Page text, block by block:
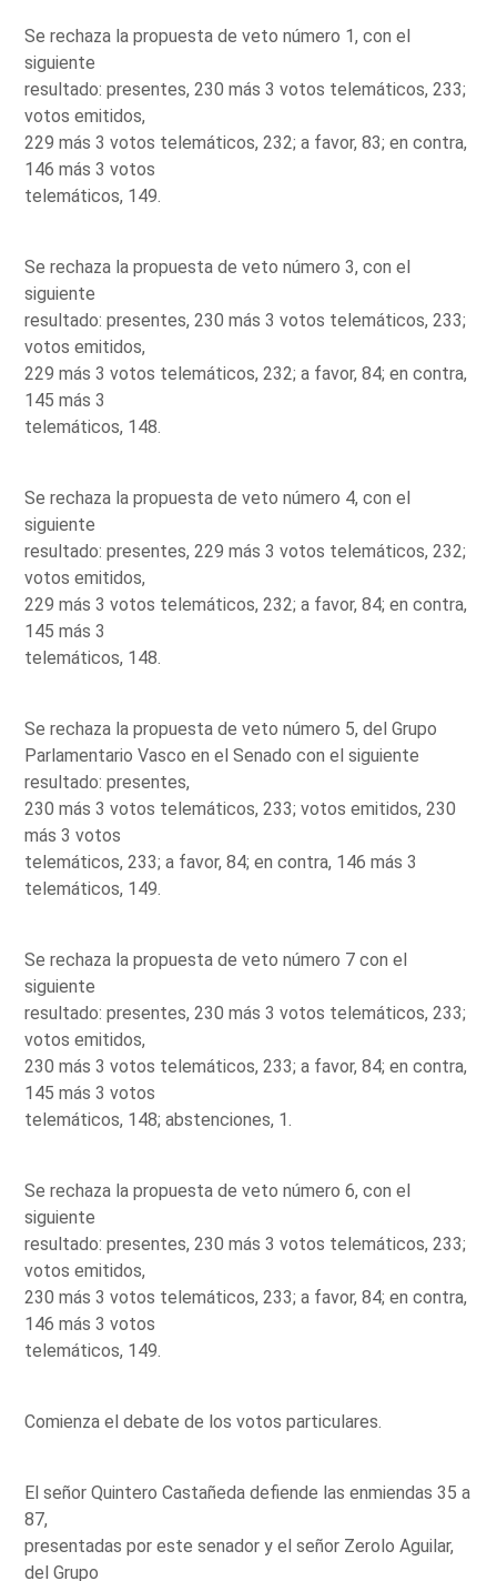
Se rechaza la propuesta de veto número 1, con el
siguiente
resultado: presentes, 230 más 3 votos telemáticos, 233;
votos emitidos,
229 más 3 votos telemáticos, 232; a favor, 83; en contra,
146 más 3 votos
telemáticos, 149.
Se rechaza la propuesta de veto número 3, con el
siguiente
resultado: presentes, 230 más 3 votos telemáticos, 233;
votos emitidos,
229 más 3 votos telemáticos, 232; a favor, 84; en contra,
145 más 3
telemáticos, 148.
Se rechaza la propuesta de veto número 4, con el
siguiente
resultado: presentes, 229 más 3 votos telemáticos, 232;
votos emitidos,
229 más 3 votos telemáticos, 232; a favor, 84; en contra,
145 más 3
telemáticos, 148.
Se rechaza la propuesta de veto número 5, del Grupo
Parlamentario Vasco en el Senado con el siguiente
resultado: presentes,
230 más 3 votos telemáticos, 233; votos emitidos, 230
más 3 votos
telemáticos, 233; a favor, 84; en contra, 146 más 3
telemáticos, 149.
Se rechaza la propuesta de veto número 7 con el
siguiente
resultado: presentes, 230 más 3 votos telemáticos, 233;
votos emitidos,
230 más 3 votos telemáticos, 233; a favor, 84; en contra,
145 más 3 votos
telemáticos, 148; abstenciones, 1.
Se rechaza la propuesta de veto número 6, con el
siguiente
resultado: presentes, 230 más 3 votos telemáticos, 233;
votos emitidos,
230 más 3 votos telemáticos, 233; a favor, 84; en contra,
146 más 3 votos
telemáticos, 149.
Comienza el debate de los votos particulares.
El señor Quintero Castañeda defiende las enmiendas 35 a
87,
presentadas por este senador y el señor Zerolo Aguilar,
del Grupo